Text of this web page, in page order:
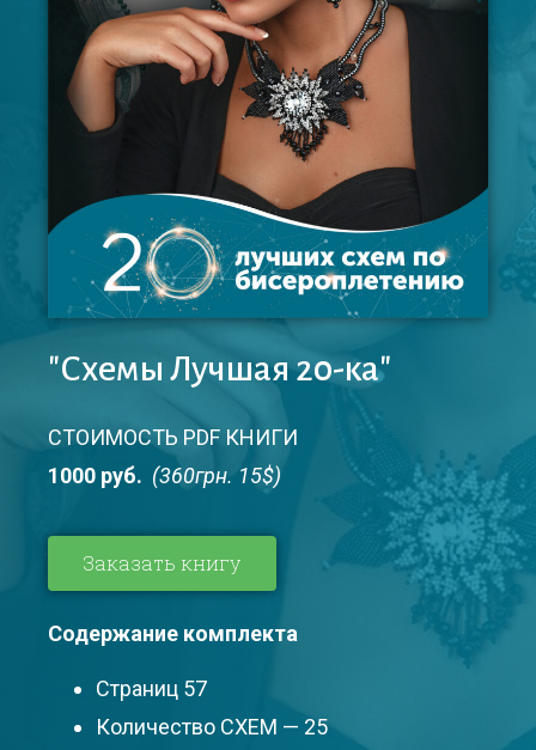
"Схемы Лучшая 20-ка"
СТОИМОСТЬ PDF КНИГИ
1000 руб. (360грн. 15$)
Заказать книгу
Содержание комплекта
Страниц 57
Количество СХЕМ — 25